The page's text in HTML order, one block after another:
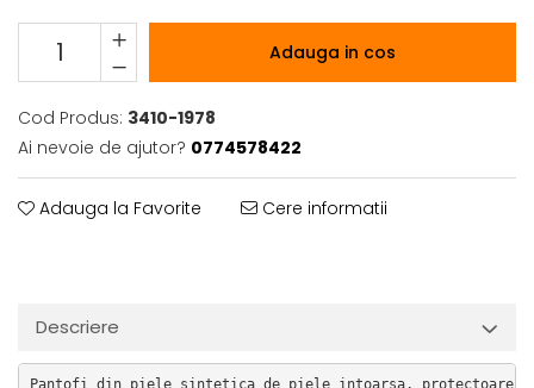
Adauga in cos
Cod Produs: 3410-1978
Ai nevoie de ajutor? 0774578422
Adauga la Favorite Cere informatii
Descriere
Pantofi din piele sintetica de piele intoarsa,